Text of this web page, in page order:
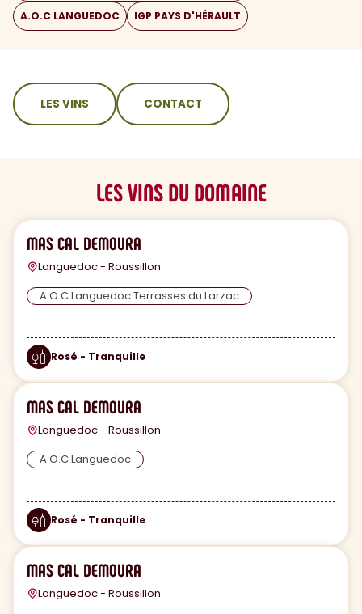
A.O.C LANGUEDOC IGP PAYS D'HÉRAULT
sommaire
LES VINS CONTACT
LES VINS DU DOMAINE
MAS CAL DEMOURA
Languedoc - Roussillon
A.O.C Languedoc Terrasses du Larzac
Rosé - Tranquille
MAS CAL DEMOURA
Languedoc - Roussillon
A.O.C Languedoc
Rosé - Tranquille
MAS CAL DEMOURA
Languedoc - Roussillon